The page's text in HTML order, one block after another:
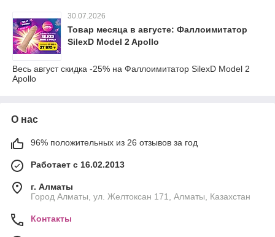
30.07.2026
Товар месяца в августе: Фаллоимитатор
SilexD Model 2 Apollo
Весь август скидка -25% на Фаллоимитатор SilexD Model 2
Apollo
О нас
96% положительных из 26 отзывов за год
Работает с 16.02.2013
г. Алматы
Город Алматы, ул. Желтоксан 171, Алматы, Казахстан
Контакты